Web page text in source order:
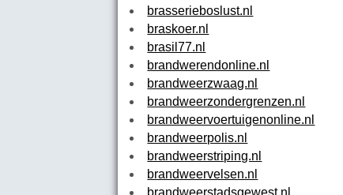
brasserieboslust.nl
braskoer.nl
brasil77.nl
brandwerendonline.nl
brandweerzwaag.nl
brandweerzondergrenzen.nl
brandweervoertuigenonline.nl
brandweerpolis.nl
brandweerstriping.nl
brandweervelsen.nl
brandweerstadsgewest.nl